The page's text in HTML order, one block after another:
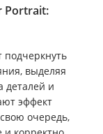
Portrait:
подчеркнуть
выделяя
деталей и
эффект
очередь,